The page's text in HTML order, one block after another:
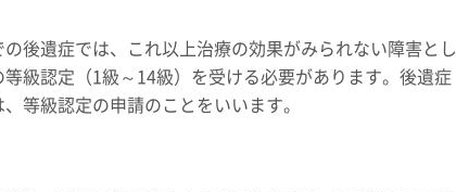
の後遺症では、これ以上治療の効果がみられない障害とし
等級認定（1級～14級）を受ける必要があります。後遺症
等級認定の申請のことをいいます。